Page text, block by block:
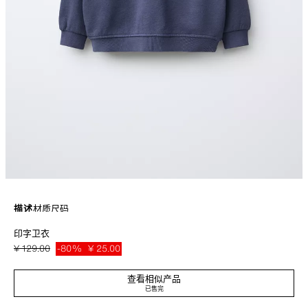
描述材质尺码
圆领长袖卫衣。罗纹饰层。前兜印字。
中蓝色 0722/805/427
印字卫衣
¥ 129.00 -80% ¥ 25.00
查看相似产品
已售完
¥